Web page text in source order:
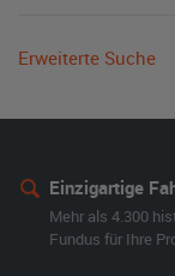
Erweiterte Suche
Einzigartige
Mehr als 4.300
Fundus für Ihre